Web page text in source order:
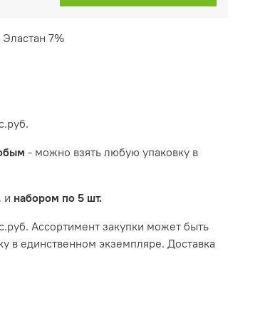
7%
- можно взять любую упаковку в
и набором по 5 шт.
Ассортимент закупки может быть
единственном экземпляре. Доставка